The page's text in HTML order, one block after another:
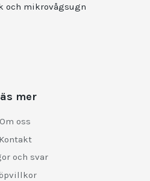
och mikrovågsugn
mer
Om oss
Kontakt
och svar